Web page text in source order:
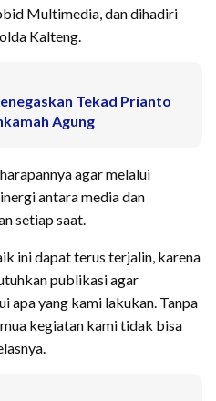
Multimedia, dan dihadiri
Kalteng.
Tekad Prianto
Agung
agar melalui
antara media dan
setiap saat.
ini dapat terus terjalin, karena
publikasi agar
apa yang kami lakukan. Tanpa
kegiatan kami tidak bisa